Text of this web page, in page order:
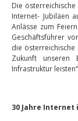
Die
Internet- Jubiläen
Anlässe zum
Geschäftsführer
die
Zukunft
Infrastruktur leisten“
30 Jahre